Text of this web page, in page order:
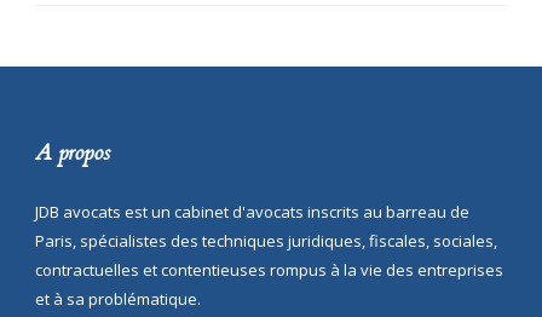
A propos
JDB avocats est un cabinet d'avocats inscrits au barreau de
Paris, spécialistes des techniques juridiques, fiscales, sociales,
contractuelles et contentieuses rompus à la vie des entreprises
et à sa problématique.